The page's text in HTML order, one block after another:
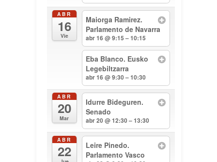
ABR
16
Vie
Maiorga Ramirez.
Parlamento de Navarra
abr 16 @ 9:15 – 10:15
Eba Blanco. Eusko
Legebiltzarra
abr 16 @ 9:30 – 10:30
ABR
20
Mar
Idurre Bideguren.
Senado
abr 20 @ 12:30 – 13:30
ABR
22
Leire Pinedo.
Parlamento Vasco